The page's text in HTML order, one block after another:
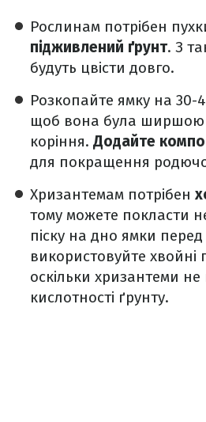
Рослинам потрібен
підживлений ґрунт. З
будуть цвісти довго.
Розкопайте ямку на 30-
щоб вона була ширшою
коріння. Додайте
для покращення
Хризантемам потрібен
тому можете покласти
піску на дно ямки
використовуйте хвойні
оскільки хризантеми не
кислотності ґрунту.